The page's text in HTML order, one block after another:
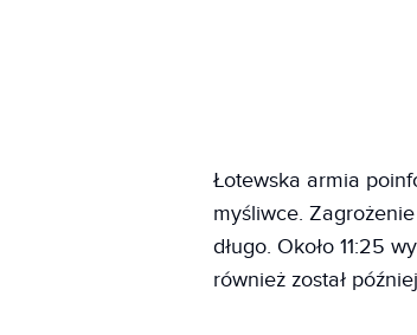
Łotewska armia
myśliwce.
długo. Około 11:25
również został